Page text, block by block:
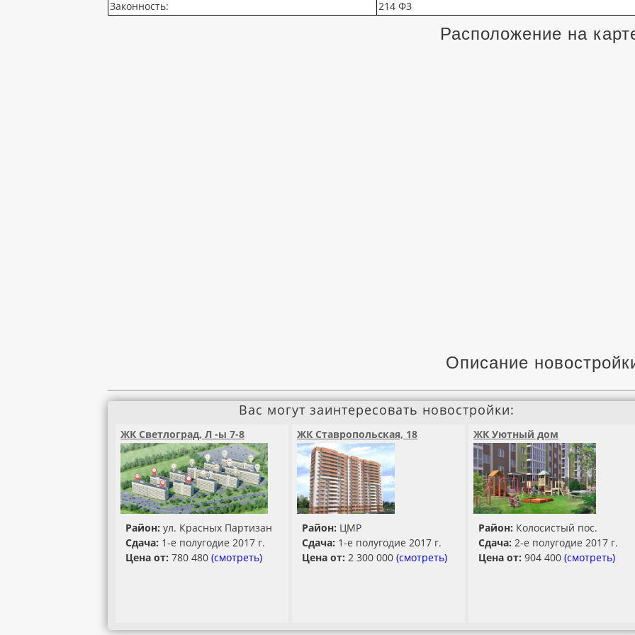
Законность: 214 ФЗ
Расположение на
Описание
Вас могут заинтересовать новостройки:
ЖК Светлоград, Л -ы 7-8
Район: ул. Красных Партизан
Сдача: 1-е полугодие 2017 г.
Цена от: 780 480(смотреть)
ЖК Ставропольская, 18
Район: ЦМР
Сдача: 1-е полугодие 2017 г.
Цена от: 2 300 000(смотреть)
ЖК Уютный дом
Район: Колосистый пос.
Сдача: 2-е полугодие 2017 г.
Цена от: 904 400(смотреть)